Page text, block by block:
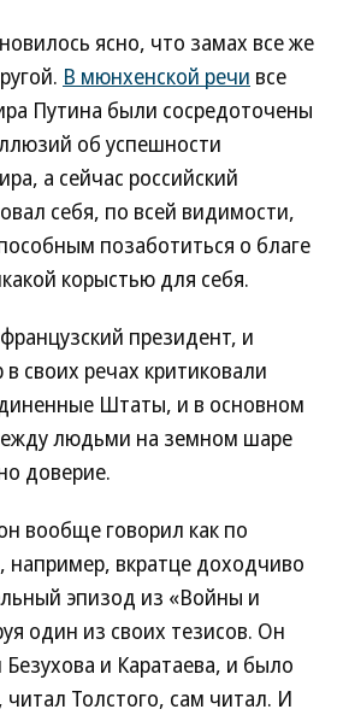
ясно, что замах все же
В мюнхенской речи все
Путина были сосредоточены
об успешности
а сейчас российский
себя, по всей видимости,
позаботиться о благе
корыстью для себя.
президент, и
своих речах критиковали
Штаты, и в основном
людьми на земном шаре
доверие.
вообще говорил как по
например, вкратце доходчиво
эпизод из «Войны и
один из своих тезисов. Он
и Каратаева, и было
Толстого, сам читал. И